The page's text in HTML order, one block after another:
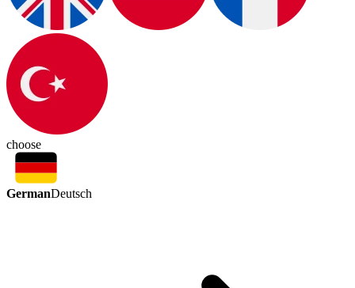
choose
GermanDeutsch